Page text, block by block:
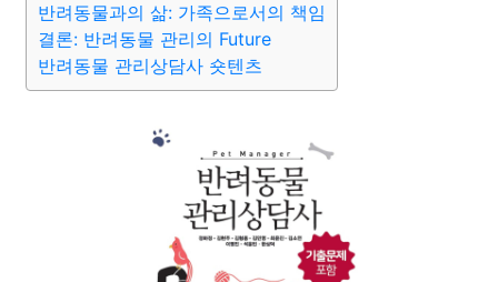
반려동물과의 삶: 가족으로서의 책임
결론: 반려동물 관리의 Future
반려동물 관리상담사 숏텐츠